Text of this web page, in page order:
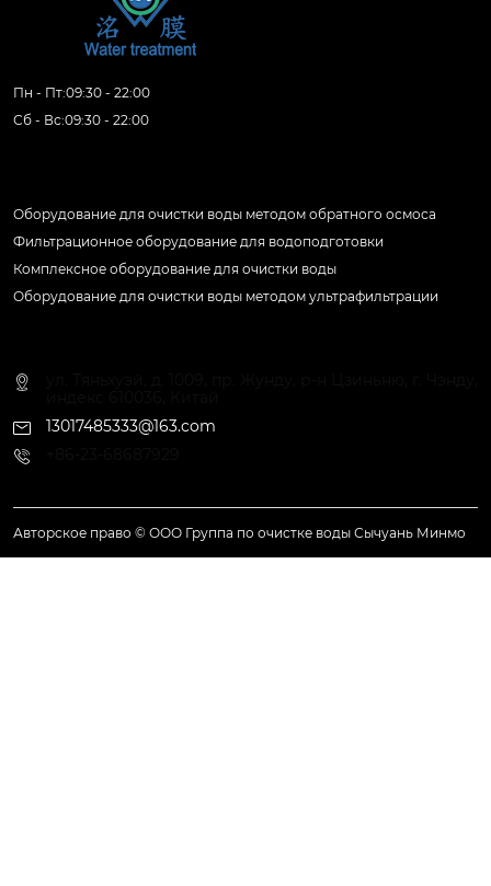
Пн - Пт:09:30 - 22:00
Сб - Вс:09:30 - 22:00
Оборудование для очистки воды методом обратного осмоса
Фильтрационное оборудование для водоподготовки
Комплексное оборудование для очистки воды
Оборудование для очистки воды методом ультрафильтрации
13017485333@163.com
Авторское право © ООО Группа по очистке воды Сычуань Минмо